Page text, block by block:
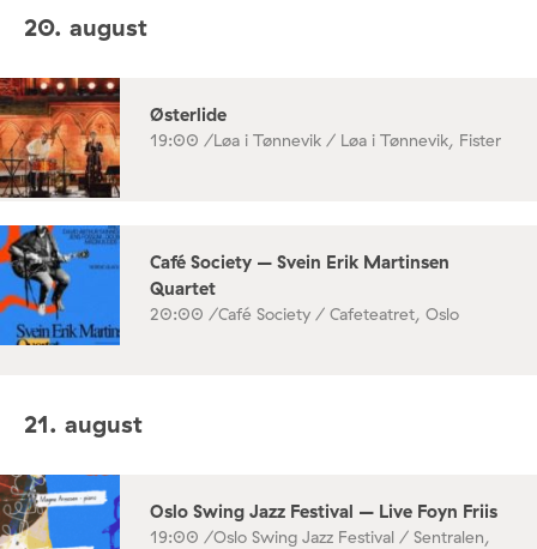
20. august
Østerlide
19:00 /Løa i Tønnevik / Løa i Tønnevik, Fister
Café Society – Svein Erik Martinsen
Quartet
20:00 /Café Society / Cafeteatret, Oslo
21. august
Oslo Swing Jazz Festival – Live Foyn Friis
19:00 /Oslo Swing Jazz Festival / Sentralen,